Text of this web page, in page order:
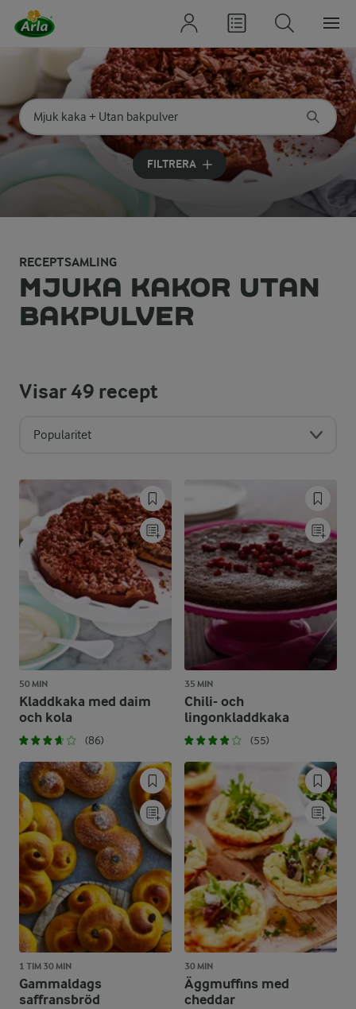
Sök på kategori eller ingrediens
Skriv in sökord för att få förslag
FILTRERA
RECEPTSAMLING
MJUKA KAKOR UTAN
BAKPULVER
Visar49 recept
Popularitet
50 MIN
Kladdkaka med daim
och kola
(86)
35 MIN
Chili- och
lingonkladdkaka
(55)
1 TIM 30 MIN
Gammaldags
saffransbröd
30 MIN
Äggmuffins med
cheddar